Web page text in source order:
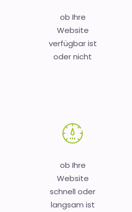
ob Ihre
Website
verfügbar ist
oder nicht
ob Ihre
Website
schnell oder
langsam ist